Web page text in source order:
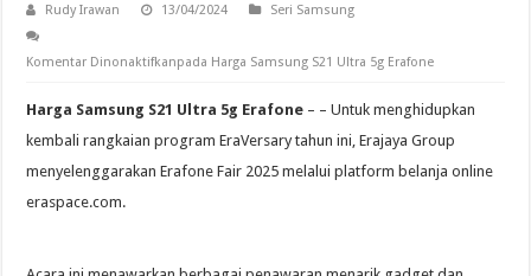
Rudy Irawan 13/04/2024 Seri Samsung
Komentar Dinonaktifkanpada Harga Samsung S21 Ultra 5g Erafone
Harga Samsung S21 Ultra 5g Erafone – – Untuk menghidupkan
kembali rangkaian program EraVersary tahun ini, Erajaya Group
menyelenggarakan Erafone Fair 2025 melalui platform belanja online
eraspace.com.